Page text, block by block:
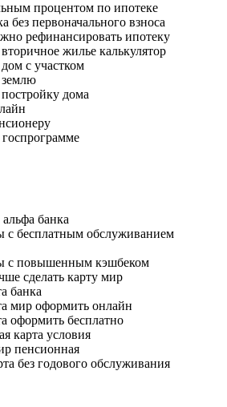
процентом по ипотеке
без первоначального взноса
рефинансировать ипотеку
жилье калькулятор
с участком
землю
дома
альфа банка
с бесплатным обслуживанием
с повышенным кэшбеком
сделать карту мир
банка
мир оформить онлайн
оформить бесплатно
карта условия
пенсионная
без годового обслуживания